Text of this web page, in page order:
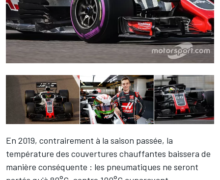
En 2019, contrairement à la saison passée, la
température des couvertures chauffantes baissera de
manière conséquente : les pneumatiques ne seront